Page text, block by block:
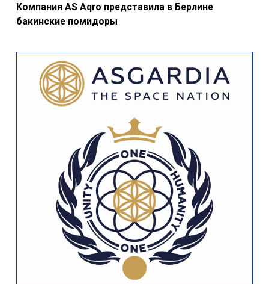
Компания AS Aqro представила в Берлине
бакинские помидоры